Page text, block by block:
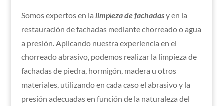
Somos expertos en la limpieza de fachadasy en la
restauración de fachadas mediante chorreado o agua
a presión. Aplicando nuestra experiencia en el
chorreado abrasivo, podemos realizar la limpieza de
fachadas de piedra, hormigón, madera u otros
materiales, utilizando en cada caso el abrasivo y la
presión adecuadas en función de la naturaleza del